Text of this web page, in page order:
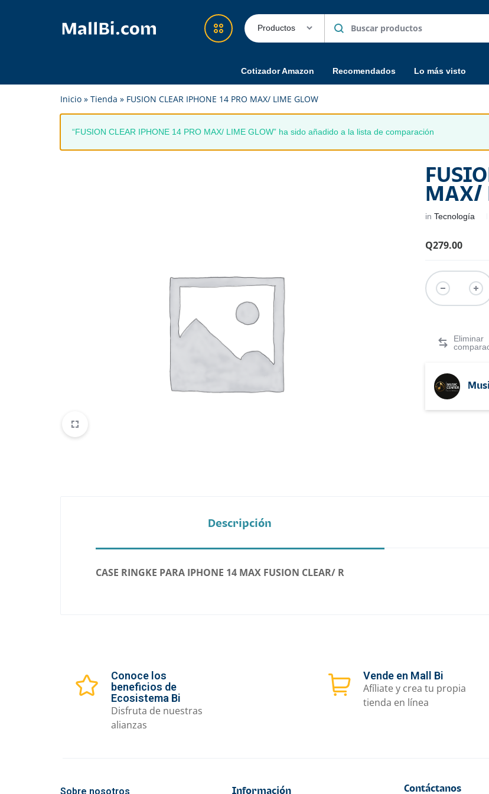
en
Línea
Guatemala
y
confiable
en
Recargas y Superpacks
Electrónicos y Accesorios
Cotizador Amazon Recomendados Lo más visto
Inicio » Tienda » FUSION CLEAR IPHONE 14 PRO MAX/ LIME GLOW
“FUSION CLEAR IPHONE 14 PRO MAX/ LIME GLOW” ha sido añadido a la lista de comparación
MAX/
inTecnología
Q279.00
Descripción
CASE RINGKE PARA IPHONE 14 MAX FUSION CLEAR/ R
Conoce los
beneficios de
Ecosistema Bi
Disfruta de nuestras
alianzas
Vende en Mall Bi
Afíliate y crea tu propia
tienda en línea
Sobre nosotros Información Contáctanos